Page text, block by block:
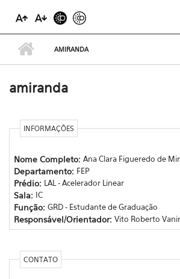
AMIRANDA
amiranda
INFORMAÇÕES
Nome Completo: Ana Clara Figueredo de
Departamento: FEP
Prédio: LAL - Acelerador Linear
Sala: IC
Função: GRD - Estudante de Graduação
Responsável/Orientador: Vito Roberto
CONTATO